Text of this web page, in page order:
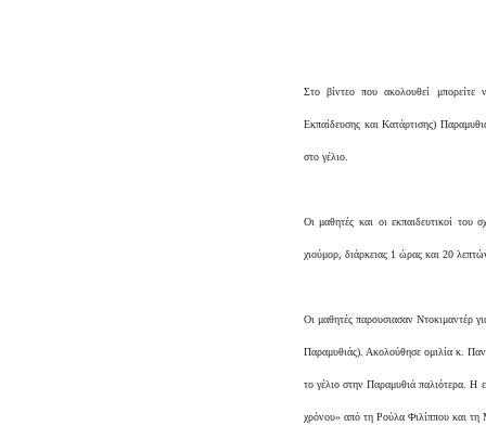
Στο βίντεο που ακολουθεί μπορείτε
Εκπαίδευσης και Κατάρτισης)
στο γέλιο.
Οι μαθητές και οι εκπαιδευτικοί του
χιούμορ, διάρκειας 1 ώρας και 20
Οι μαθητές παρουσιασαν Ντοκιμαντέρ
Παραμυθιάς). Ακολούθησε ομιλία κ.
το γέλιο στην Παραμυθιά παλιότερα.
χρόνου» από τη Ρούλα Φιλίππου και